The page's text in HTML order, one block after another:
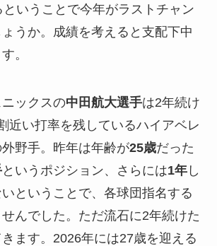
いうことで今年がラストチャン
うか。成績を考えると支配下中
。
ックスの中田航大選手は2年続け
近い打率を残しているハイアベレ
野手。昨年は年齢が25歳だった
というポジション、さらには1年し
ということで、各球団指名する
んでした。ただ流石に2年続けた
ます。2026年には27歳を迎える